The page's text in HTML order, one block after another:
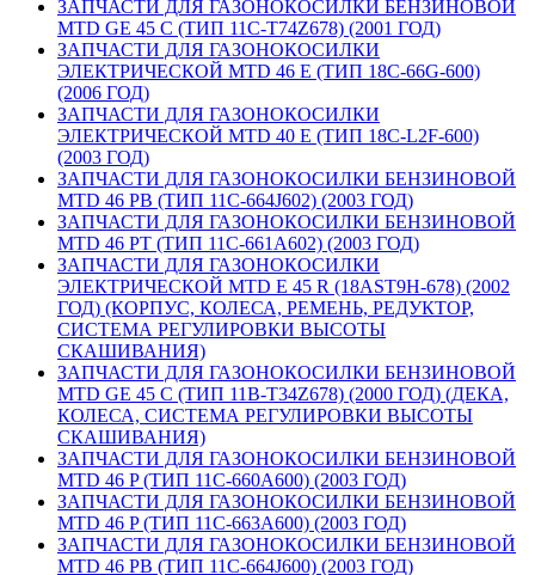
ЗАПЧАСТИ ДЛЯ ГАЗОНОКОСИЛКИ БЕНЗИНОВОЙ
MTD GE 45 C (ТИП 11C-T74Z678) (2001 ГОД)
ЗАПЧАСТИ ДЛЯ ГАЗОНОКОСИЛКИ
ЭЛЕКТРИЧЕСКОЙ MTD 46 E (ТИП 18C-66G-600)
(2006 ГОД)
ЗАПЧАСТИ ДЛЯ ГАЗОНОКОСИЛКИ
ЭЛЕКТРИЧЕСКОЙ MTD 40 E (ТИП 18C-L2F-600)
(2003 ГОД)
ЗАПЧАСТИ ДЛЯ ГАЗОНОКОСИЛКИ БЕНЗИНОВОЙ
MTD 46 PB (ТИП 11C-664J602) (2003 ГОД)
ЗАПЧАСТИ ДЛЯ ГАЗОНОКОСИЛКИ БЕНЗИНОВОЙ
MTD 46 PT (ТИП 11C-661A602) (2003 ГОД)
ЗАПЧАСТИ ДЛЯ ГАЗОНОКОСИЛКИ
ЭЛЕКТРИЧЕСКОЙ MTD E 45 R (18AST9H-678) (2002
ГОД) (КОРПУС, КОЛЕСА, РЕМЕНЬ, РЕДУКТОР,
СИСТЕМА РЕГУЛИРОВКИ ВЫСОТЫ
СКАШИВАНИЯ)
ЗАПЧАСТИ ДЛЯ ГАЗОНОКОСИЛКИ БЕНЗИНОВОЙ
MTD GE 45 C (ТИП 11B-T34Z678) (2000 ГОД) (ДЕКА,
КОЛЕСА, СИСТЕМА РЕГУЛИРОВКИ ВЫСОТЫ
СКАШИВАНИЯ)
ЗАПЧАСТИ ДЛЯ ГАЗОНОКОСИЛКИ БЕНЗИНОВОЙ
MTD 46 P (ТИП 11C-660A600) (2003 ГОД)
ЗАПЧАСТИ ДЛЯ ГАЗОНОКОСИЛКИ БЕНЗИНОВОЙ
MTD 46 P (ТИП 11C-663A600) (2003 ГОД)
ЗАПЧАСТИ ДЛЯ ГАЗОНОКОСИЛКИ БЕНЗИНОВОЙ
MTD 46 PB (ТИП 11C-664J600) (2003 ГОД)